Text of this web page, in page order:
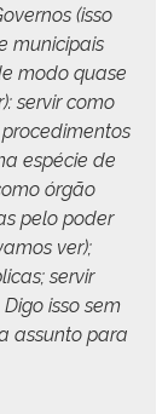
(isso
munic­i­pais
modo quase
servir como
espé­cie de
órgão
pelo poder
ver);
servir
isso sem
assun­to para